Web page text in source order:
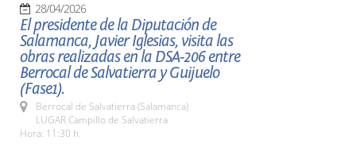
28/04/2026
El presidente de la Diputación de
Salamanca, Javier Iglesias, visita las
obras realizadas en la DSA-206 entre
Berrocal de Salvatierra y Guijuelo
(Fase1).
Berrocal de Salvatierra (Salamanca)
LUGAR Campillo de Salvatierra
Hora: 11:30 h.